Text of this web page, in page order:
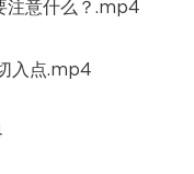
注意什么？.mp4
入点.mp4